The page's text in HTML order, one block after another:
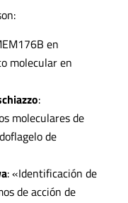
en
molecular en
:
moleculares de
de
: «Identificación de
de acción de